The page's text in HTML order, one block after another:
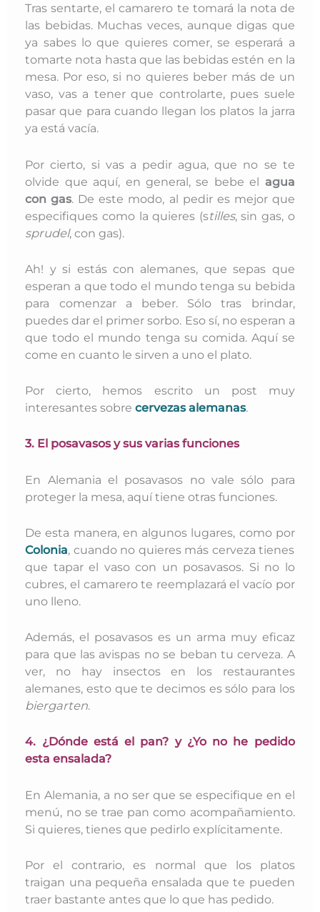
Tras sentarte, el camarero te tomará la nota de
las bebidas. Muchas veces, aunque digas que
ya sabes lo que quieres comer, se esperará a
tomarte nota hasta que las bebidas estén en la
mesa. Por eso, si no quieres beber más de un
vaso, vas a tener que controlarte, pues suele
pasar que para cuando llegan los platos la jarra
ya está vacía.
Por cierto, si vas a pedir agua, que no se te
olvide que aquí, en general, se bebe el agua
con gas. De este modo, al pedir es mejor que
especifiques como la quieres (stilles, sin gas, o
sprudel, con gas).
Ah! y si estás con alemanes, que sepas que
esperan a que todo el mundo tenga su bebida
para comenzar a beber. Sólo tras brindar,
puedes dar el primer sorbo. Eso sí, no esperan a
que todo el mundo tenga su comida. Aquí se
come en cuanto le sirven a uno el plato.
Por cierto, hemos escrito un post muy
interesantes sobrecervezas alemanas.
3. El posavasos y sus varias funciones
En Alemania el posavasos no vale sólo para
proteger la mesa, aquí tiene otras funciones.
De esta manera, en algunos lugares, como por
Colonia, cuando no quieres más cerveza tienes
que tapar el vaso con un posavasos. Si no lo
cubres, el camarero te reemplazará el vacío por
uno lleno.
Además, el posavasos es un arma muy eficaz
para que las avispas no se beban tu cerveza. A
ver, no hay insectos en los restaurantes
alemanes, esto que te decimos es sólo para los
biergarten.
4. ¿Dónde está el pan? y ¿Yo no he pedido
esta ensalada?
En Alemania, a no ser que se especifique en el
menú, no se trae pan como acompañamiento.
Si quieres, tienes que pedirlo explícitamente.
Por el contrario, es normal que los platos
traigan una pequeña ensalada que te pueden
traer bastante antes que lo que has pedido.